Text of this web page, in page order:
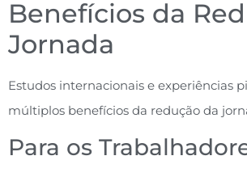
Benefícios da
Jornada
Estudos internacionais e experiências
múltiplos benefícios da redução da
Para os